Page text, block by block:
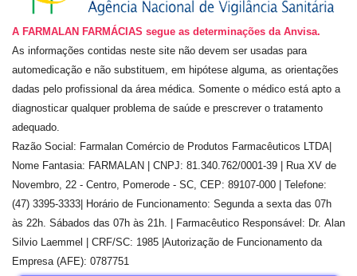
A FARMALAN FARMÁCIAS segue as determinações da Anvisa.
As informações contidas neste site não devem ser usadas para
automedicação e não substituem, em hipótese alguma, as orientações
dadas pelo profissional da área médica. Somente o médico está apto a
diagnosticar qualquer problema de saúde e prescrever o tratamento
adequado.
Razão Social: Farmalan Comércio de Produtos Farmacêuticos LTDA
Nome Fantasia: FARMALAN | CNPJ: 81.340.762/0001-39 | RuaXV de
Novembro, 22 - Centro, Pomerode - SC, CEP: 89107-000 | Telefone:
(47) 3395-3333 | Horário de Funcionamento: Segunda a sexta das 07h
às 22h. Sábados das 07h às 21h. | Farmacêutico Responsável: Dr. Alan
Silvio Laemmel
| CRF/SC: 1985 |Autorização de Funcionamento da
Empresa (AFE): 0787751